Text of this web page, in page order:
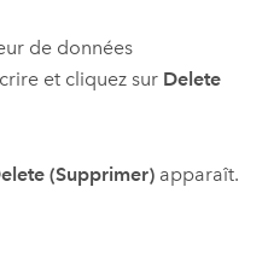
de données
et cliquez sur Delete
(Supprimer)apparaît.